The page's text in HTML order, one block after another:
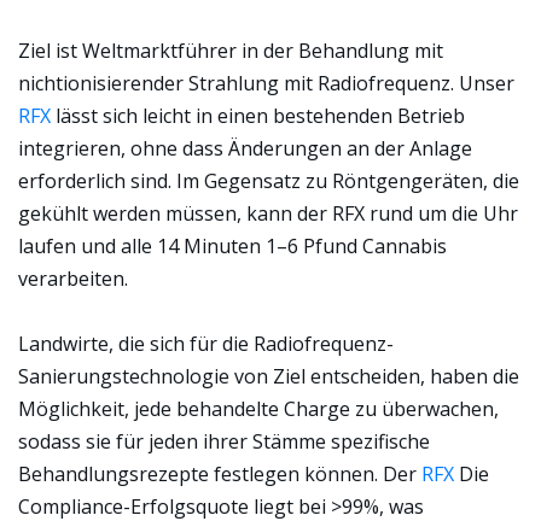
Ziel ist Weltmarktführer in der Behandlung mit
nichtionisierender Strahlung mit Radiofrequenz. Unser
RFX lässt sich leicht in einen bestehenden Betrieb
integrieren, ohne dass Änderungen an der Anlage
erforderlich sind. Im Gegensatz zu Röntgengeräten, die
gekühlt werden müssen, kann der RFX rund um die Uhr
laufen und alle 14 Minuten 1–6 Pfund Cannabis
verarbeiten.
Landwirte, die sich für die Radiofrequenz-
Sanierungstechnologie von Ziel entscheiden, haben die
Möglichkeit, jede behandelte Charge zu überwachen,
sodass sie für jeden ihrer Stämme spezifische
Behandlungsrezepte festlegen können. Der RFX Die
Compliance-Erfolgsquote liegt bei >99%, was